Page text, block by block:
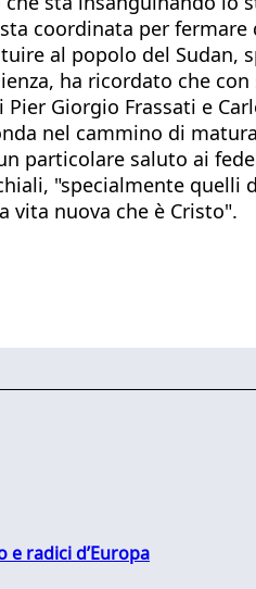
coordinata per
al popolo del Sudan,
ha ricordato che
Giorgio Frassati e
nel cammino di
saluto ai
"specialmente quelli
vita nuova che è Cristo".
radici d’Europa